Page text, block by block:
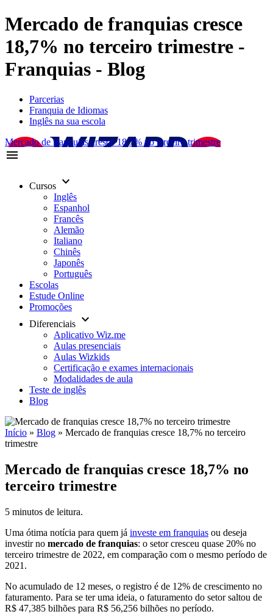
Mercado de franquias cresce
18,7% no terceiro trimestre -
Franquias - Blog
Parcerias
Franquia de Idiomas
Inglês na sua escola
Mercado de franquias cresce 18,7% no terceiro trimestre
menu
Cursos keyboard_arrow_down
Inglês
Espanhol
Francês
Alemão
Italiano
Chinês
Japonês
Português
Escolas
Estude Online
Promoções
Diferenciais keyboard_arrow_down
Aplicativo Wiz.me
Aulas presenciais
Aulas Wizkids
Certificação e exames internacionais
Modalidades de aula
Teste de inglês
Blog
Início » Blog » Mercado de franquias cresce 18,7% no terceiro
trimestre
Mercado de franquias cresce 18,7% no
terceiro trimestre
5 minutos de leitura.
Uma ótima notícia para quem já investe em franquias ou deseja
investir no mercado de franquias: o setor cresceu quase 20% no
terceiro trimestre de 2022, em comparação com o mesmo período de
2021.
No acumulado de 12 meses, o registro é de 12% de crescimento no
faturamento. Para se ter uma ideia, o faturamento do setor saltou de
R$ 47,385 bilhões para R$ 56,256 bilhões no período.